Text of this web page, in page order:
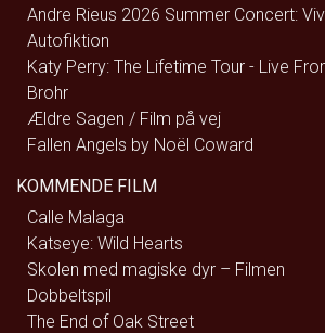
Andre Rieus 2026 Summer Concert:
Autofiktion
Katy Perry: The Lifetime Tour - Live
Brohr
Ældre Sagen / Film på vej
Fallen Angels by Noël Coward
KOMMENDE FILM
Calle Malaga
Katseye: Wild Hearts
Skolen med magiske dyr – Filmen
Dobbeltspil
The End of Oak Street